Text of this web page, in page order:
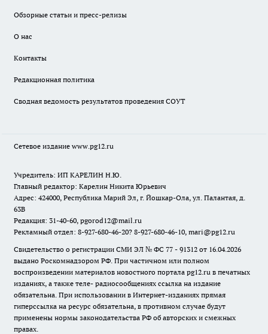
Обзорные статьи и пресс-релизы
О нас
Контакты
Редакционная политика
Сводная ведомость результатов проведения СОУТ
Сетевое издание www.pg12.ru
Учредитель: ИП КАРЕЛИН Н.Ю.
Главный редактор: Карелин Никита Юрьевич
Адрес: 424000, Республика Марий Эл, г. Йошкар-Ола, ул. Палантая, д.
63В
Редакция: 31-40-60, pgorod12@mail.ru
Рекламный отдел: 8-927-680-46-20? 8-927-680-46-10, mari@pg12.ru
Свидетельство о регистрации СМИ ЭЛ № ФС 77 - 91312 от 16.04.2026
выдано Роскомнадзором РФ. При частичном или полном
воспроизведении материалов новостного портала pg12.ru в печатных
изданиях, а также теле- радиосообщениях ссылка на издание
обязательна. При использовании в Интернет-изданиях прямая
гиперссылка на ресурс обязательна, в противном случае будут
применены нормы законодательства РФ об авторских и смежных
правах.